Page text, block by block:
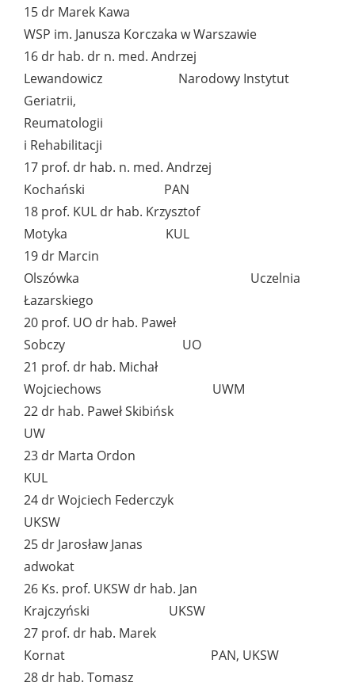
15 dr Marek Kawa
WSP im. Janusza Korczaka w Warszawie
16 dr hab. dr n. med. Andrzej
Lewandowicz Narodowy Instytut
Geriatrii,
i Rehabilitacji
17 prof. dr hab. n. med. Andrzej
Kochański PAN
18 prof. KUL dr hab. Krzysztof
Motyka KUL
19 dr Marcin
Olszówka Uczelnia
Łazarskiego
20 prof. UO dr hab. Paweł
Sobczy UO
21 prof. dr hab. Michał
Wojciechows UWM
22 dr hab. Paweł Skibińsk
UW
23 dr Marta Ordon
KUL
24 dr Wojciech Federczyk
UKSW
25 dr Jarosław Janas
adwokat
26 Ks. prof. UKSW dr hab. Jan
Krajczyński UKSW
27 prof. dr hab. Marek
Kornat PAN, UKSW
28 dr hab. Tomasz